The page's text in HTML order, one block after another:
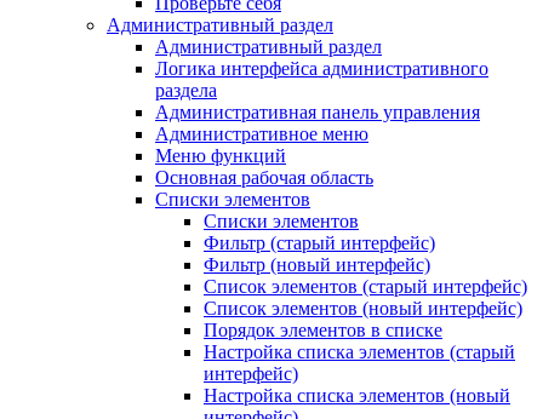
Административный раздел
Административный раздел
Логика интерфейса административного
раздела
Административная панель управления
Административное меню
Меню функций
Основная рабочая область
Списки элементов
Списки элементов
Фильтр (старый интерфейс)
Фильтр (новый интерфейс)
Список элементов (старый интерфейс)
Список элементов (новый интерфейс)
Порядок элементов в списке
Настройка списка элементов (старый
интерфейс)
Настройка списка элементов (новый